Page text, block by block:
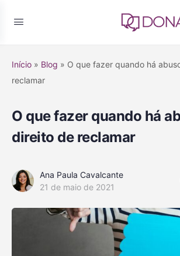
Início » Blog » O que fazer quando há
reclamar
O que fazer quando há
direito de reclamar
Ana Paula Cavalcante
21 de maio de 2021